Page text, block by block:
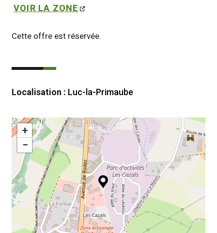
VOIR LA ZONE
Cette offre est réservée.
Localisation : Luc-la-Primaube
+
−